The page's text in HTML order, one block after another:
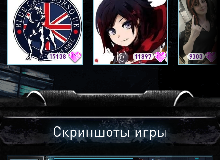
17138 11897 9303
Скриншоты игры